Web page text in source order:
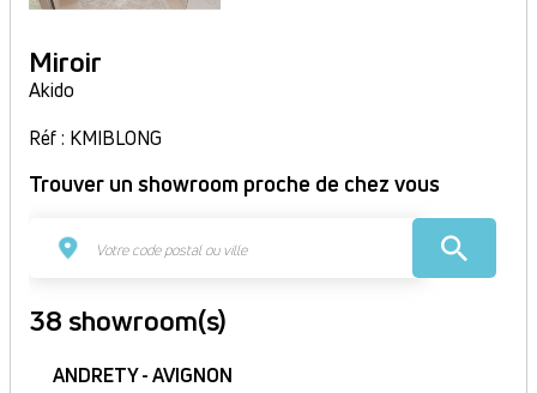
Miroir
Akido
Réf : KMIBLONG
Trouver un showroom proche de chez vous
38 showroom(s)
ANDRETY - AVIGNON